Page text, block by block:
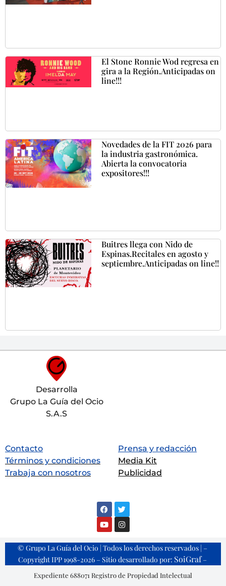
El Stone Ronnie Wod regresa en
gira a la Región.Anticipadas on
line!!!
Novedades de la FIT 2026 para
la industria gastronómica.
Abierta la convocatoria
expositores!!!
Buitres llega con Nido de
Espinas.Recitales en agosto y
septiembre.Anticipadas on line!!
Desarrolla
Grupo La Guía del Ocio
S.A.S
Contacto
Términos y condiciones
Trabaja con nosotros
Prensa y redacción
Media Kit
Publicidad
© Grupo La Guía del Ocio | Todos los derechos reservados | –
Copyright IPP 1998-2026 – Sitio desarrollado por: SoiGraf–
Expediente 688071 Registro de Propiedad Intelectual